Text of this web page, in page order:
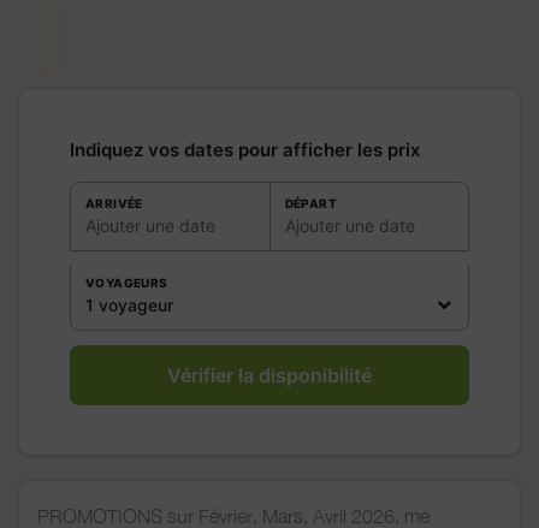
Indiquez vos dates pour afficher les prix
ARRIVÉE
Ajouter une date
DÉPART
Ajouter une date
VOYAGEURS
1 voyageur
Vérifier la disponibilité
PROMOTIONS sur Février, Mars, Avril 2026, me